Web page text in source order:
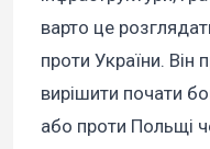
варто це
проти України.
вирішити почати
або проти Польщі